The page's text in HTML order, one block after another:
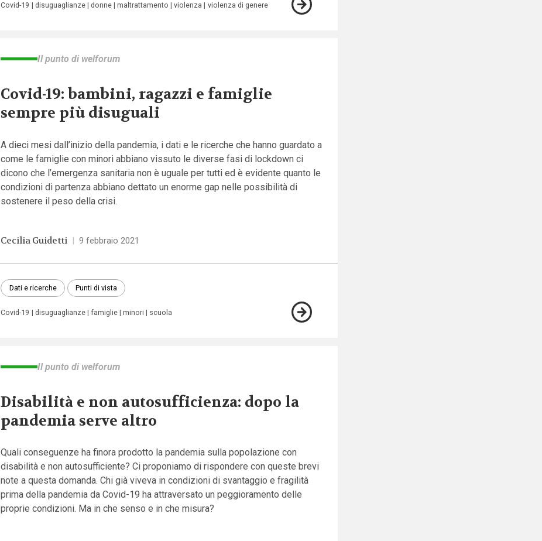
Covid-19 disuguaglianze donne maltrattamento violenza violenza di genere
Il punto di welforum
Covid-19: bambini, ragazzi e famiglie
sempre più disuguali
A dieci mesi dall’inizio della pandemia, i dati e le ricerche che hanno guardato a
come le famiglie con minori abbiano vissuto le diverse fasi di lockdown ci
dicono che l’emergenza sanitaria non è uguale per tutti ed è evidente quanto le
condizioni di partenza abbiano dettato un enorme gap nelle possibilità di
sostenere il peso della crisi.
Cecilia Guidetti 9 febbraio 2021
Dati e ricerche Punti di vista
Covid-19 disuguaglianze famiglie minori scuola
Il punto di welforum
Disabilità e non autosufficienza: dopo la
pandemia serve altro
Quali conseguenze ha finora prodotto la pandemia sulla popolazione con
disabilità e non autosufficiente? Ci proponiamo di rispondere con queste brevi
note a questa domanda. Chi già viveva in condizioni di svantaggio e fragilità
prima della pandemia da Covid-19 ha attraversato un peggioramento delle
proprie condizioni. Ma in che senso e in che misura?